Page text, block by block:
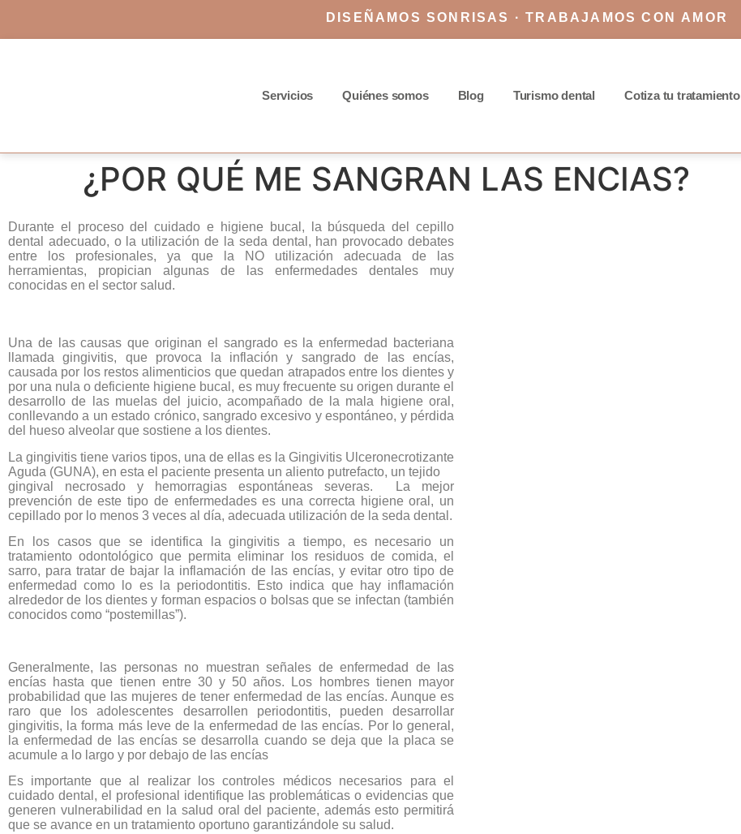
DISEÑAMOS SONRISAS · TRABAJAMOS CON AMOR
Servicios Quiénes somos Blog Turismo dental Cotiza tu tratamiento
¿POR QUÉ ME SANGRAN LAS ENCIAS?
Durante el proceso del cuidado e higiene bucal, la búsqueda del cepillo
dental adecuado, o la utilización de la seda dental, han provocado debates
entre los profesionales, ya que la NO utilización adecuada de las
herramientas, propician algunas de las enfermedades dentales muy
conocidas en el sector salud.
Una de las causas que originan el sangrado es la enfermedad bacteriana
llamada gingivitis, que provoca la inflación y sangrado de las encías,
causada por los restos alimenticios que quedan atrapados entre los dientes y
por una nula o deficiente higiene bucal, es muy frecuente su origen durante el
desarrollo de las muelas del juicio, acompañado de la mala higiene oral,
conllevando a un estado crónico, sangrado excesivo y espontáneo, y pérdida
del hueso alveolar que sostiene a los dientes.
La gingivitis tiene varios tipos, una de ellas es la Gingivitis Ulceronecrotizante
Aguda (GUNA), en esta el paciente presenta un aliento putrefacto, un tejido
gingival necrosado y hemorragias espontáneas severas. La mejor
prevención de este tipo de enfermedades es una correcta higiene oral, un
cepillado por lo menos 3 veces al día, adecuada utilización de la seda dental.
En los casos que se identifica la gingivitis a tiempo, es necesario un
tratamiento odontológico que permita eliminar los residuos de comida, el
sarro, para tratar de bajar la inflamación de las encías, y evitar otro tipo de
enfermedad como lo es la periodontitis. Esto indica que hay inflamación
alrededor de los dientes y forman espacios o bolsas que se infectan (también
conocidos como “postemillas”).
Generalmente, las personas no muestran señales de enfermedad de las
encías hasta que tienen entre 30 y 50 años. Los hombres tienen mayor
probabilidad que las mujeres de tener enfermedad de las encías. Aunque es
raro que los adolescentes desarrollen periodontitis, pueden desarrollar
gingivitis, la forma más leve de la enfermedad de las encías. Por lo general,
la enfermedad de las encías se desarrolla cuando se deja que la placa se
acumule a lo largo y por debajo de las encías
Es importante que al realizar los controles médicos necesarios para el
cuidado dental, el profesional identifique las problemáticas o evidencias que
generen vulnerabilidad en la salud oral del paciente, además esto permitirá
que se avance en un tratamiento oportuno garantizándole su salud.